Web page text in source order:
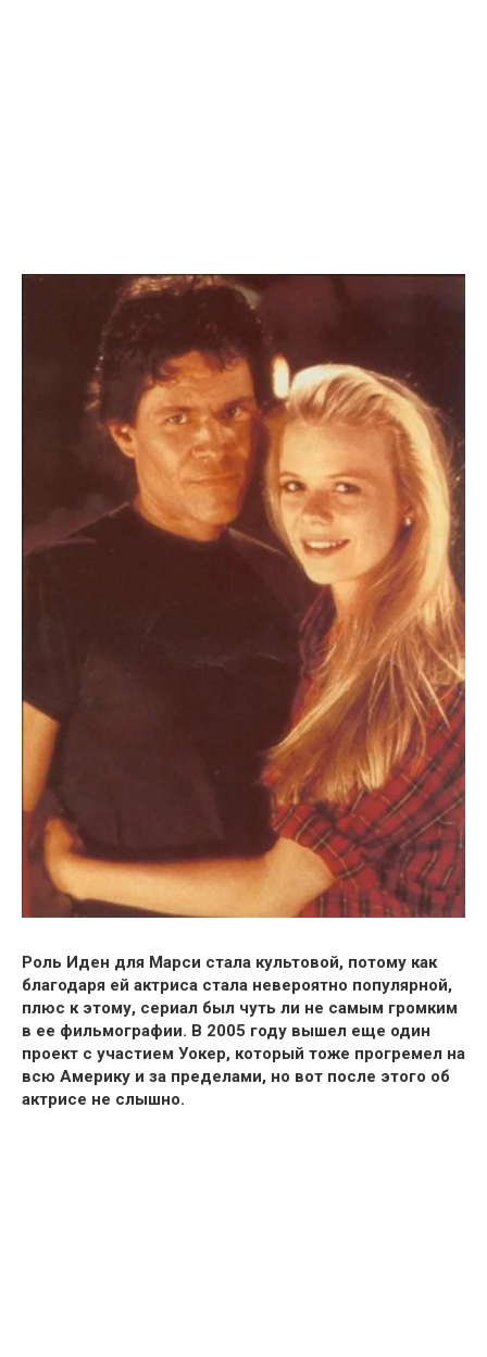
Роль Иден для Марси стала культовой, потому как
благодаря ей актриса стала невероятно популярной,
плюс к этому, сериал был чуть ли не самым громким
в ее фильмографии. В 2005 году вышел еще один
проект с участием Уокер, который тоже прогремел на
всю Америку и за пределами, но вот после этого об
актрисе не слышно.